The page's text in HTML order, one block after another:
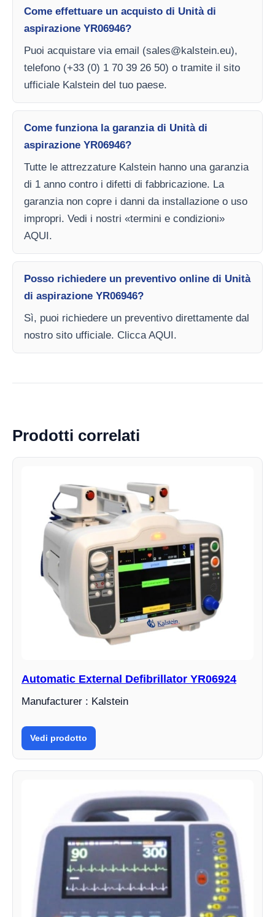
Come effettuare un acquisto di Unità di
aspirazione YR06946?
Puoi acquistare via email (sales@kalstein.eu),
telefono (+33 (0) 1 70 39 26 50) o tramite il sito
ufficiale Kalstein del tuo paese.
Come funziona la garanzia di Unità di
aspirazione YR06946?
Tutte le attrezzature Kalstein hanno una garanzia
di 1 anno contro i difetti di fabbricazione. La
garanzia non copre i danni da installazione o uso
impropri. Vedi i nostri «termini e condizioni»
AQUI.
Posso richiedere un preventivo online di Unità
di aspirazione YR06946?
Sì, puoi richiedere un preventivo direttamente dal
nostro sito ufficiale. Clicca AQUI.
Prodotti correlati
Automatic External Defibrillator YR06924
Manufacturer : Kalstein
Vedi prodotto